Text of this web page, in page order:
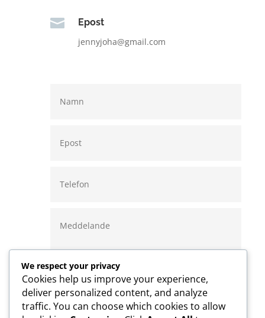

Epost
jennyjoha@gmail.com
Skicka
We respect your privacy
Cookies help us improve your experience,
deliver personalized content, and analyze
traffic. You can choose which cookies to allow